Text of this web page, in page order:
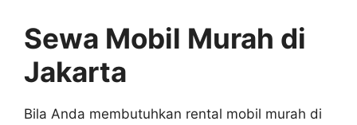
Sewa Mobil Murah di
Jakarta
Bila Anda membutuhkan rental mobil murah di